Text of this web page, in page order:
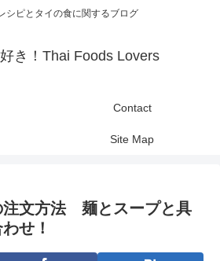
シピとタイの食に関するブログ
き！Thai Foods Lovers
Contact
Site Map
注文方法 麺とスープと具
せ！